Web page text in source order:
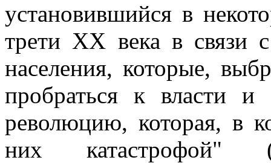
установившийся в
трети ХХ века в связи
населения, которые,
пробраться к власти
революцию, которая, в
них катастрофой"